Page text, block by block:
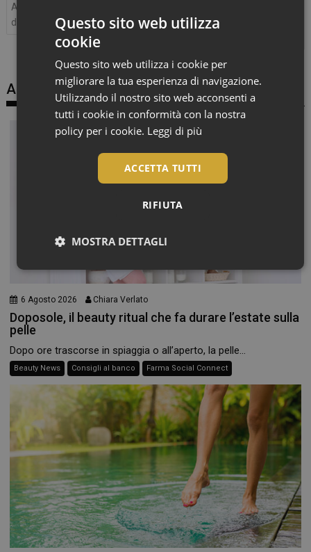
Alusac, al via il “Derma Mese”
dedicato all’acne
e scientificità in esclusiva in
Articoli correlati
6 Agosto 2026 Chiara Verlato
Doposole, il beauty ritual che fa durare l’estate sulla
pelle
Dopo ore trascorse in spiaggia o all’aperto, la pelle...
Beauty News Consigli al banco Farma Social Connect
Questo sito web utilizza
cookie
Questo sito web utilizza i cookie per
migliorare la tua esperienza di navigazione.
Utilizzando il nostro sito web acconsenti a
tutti i cookie in conformità con la nostra
policy per i cookie. Leggi di più
ACCETTA TUTTI
RIFIUTA
MOSTRA DETTAGLI
Necessari
Necessari
I cookie necessari contribuiscono a rendere fruibile il
sito web abilitandone funzionalità di base quali la
navigazione sulle pagine e l'accesso alle aree protette
del sito. Il sito web non è in grado di funzionare
correttamente senza questi cookie.
NOME
FORNITORE/ DOMINIO
SCADENZA
PHPSESSID
PHP.net
.www.panoramacosmetico.it
Sessione